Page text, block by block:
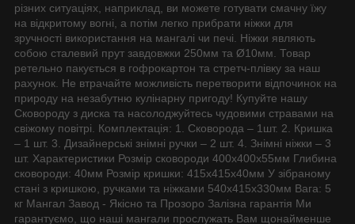
різних ситуаціях, наприклад, ви можете готувати смачну їжу
на відкритому вогні, а потім легко прибрати ніжки для
зручності використання на мангалі чи печі. Ніжки являють
собою сталевий прут завдовжки 250мм та Ø10мм. Товар
ретельно пакується в гофрокартон та стретч-плівку за наш
рахунок. Не втрачайте можливість перетворити відпочинок на
природу на незабутню кулінарну пригоду! Купуйте нашу
Сковороду з диска та насолоджуйтесь чудовими стравами на
свіжому повітрі. Комплектація: 1. Сковорода – 1шт. 2. Кришка
– 1 шт. 3. Дизайнерські знімні ручки – 2 шт. 4. Знімні ніжки – 3
шт. Характеристики Розмір сковороди 400х400х55мм Глибина
сковороди: 40мм Розмір кришки: 415х415х40мм У зібраному
стані з кришкою, ручками та ніжками 540х415х330мм Вага: 5
кг Мангал Завод - Якісно та Прозоро Залізна гарантія Ми
гарантуємо, що наші мангали прослужать Вам щонайменше